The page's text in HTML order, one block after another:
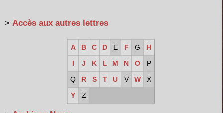
> Accès aux autres lettres
A B C D E F G
H
I
J K L M N O
P
Q
R S T U V W
X
Y
Z